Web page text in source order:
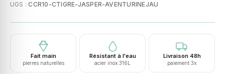
jaspe
rouge
aventurine
UGS :CCR10-CTIGRE-JASPER-AVENTURINEJAU
Fait main
pierres naturelles
Résistant à l'eau
acier inox 316L
Livraison 48h
paiement 3x